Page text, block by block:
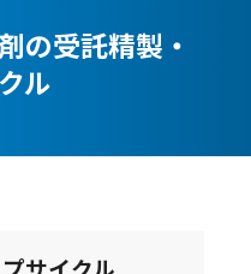
の受託精製・
ル